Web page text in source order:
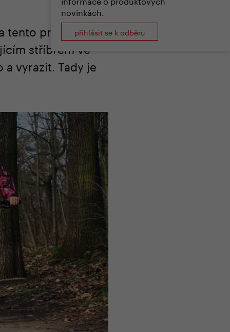
novinkách.
přihlásit se k odběru
tento pro tělo
stříbrem ve
vyrazit. Tady je